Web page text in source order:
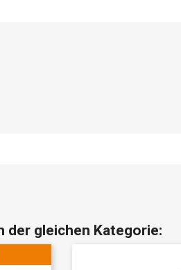
der gleichen Kategorie: